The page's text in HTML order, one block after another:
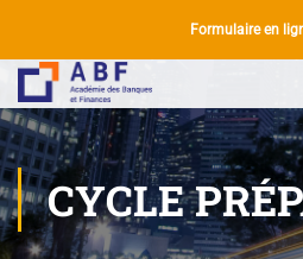
Formulaire en
CYCLE